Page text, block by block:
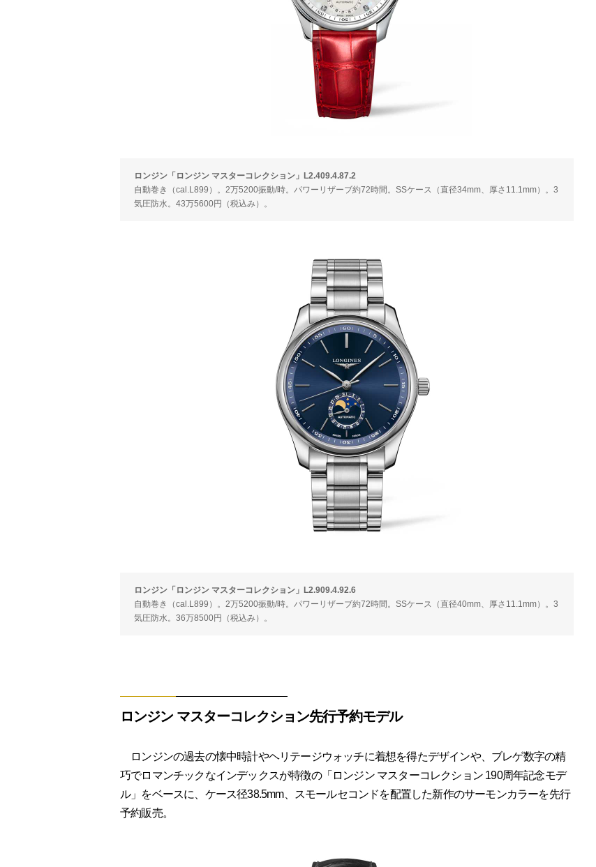
ロンジン「ロンジン マスターコレクション」L2.409.4.87.2
自動巻き（cal.L899）。2万5200振動/時。パワーリザーブ約72時間。SSケース（直径34mm、厚さ11.1mm）。3
気圧防水。43万5600円（税込み）。
ロンジン「ロンジン マスターコレクション」L2.909.4.92.6
自動巻き（cal.L899）。2万5200振動/時。パワーリザーブ約72時間。SSケース（直径40mm、厚さ11.1mm）。3
気圧防水。36万8500円（税込み）。
ロンジン マスターコレクション先行予約モデル
ロンジンの過去の懐中時計やヘリテージウォッチに着想を得たデザインや、ブレゲ数字の精
巧でロマンチックなインデックスが特徴の「ロンジン マスターコレクション 190周年記念モデ
ル」をベースに、ケース径38.5mm、スモールセコンドを配置した新作のサーモンカラーを先行
予約販売。